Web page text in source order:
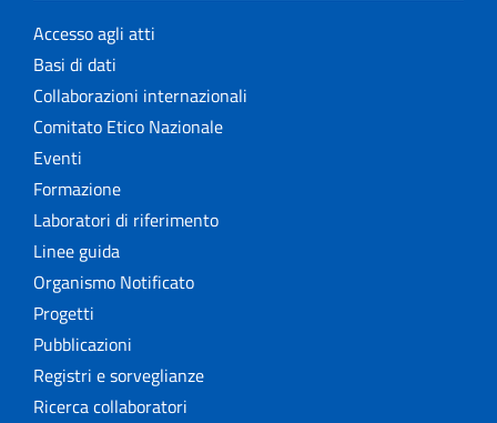
Accesso agli atti
Basi di dati
Collaborazioni internazionali
Comitato Etico Nazionale
Eventi
Formazione
Laboratori di riferimento
Linee guida
Organismo Notificato
Progetti
Pubblicazioni
Registri e sorveglianze
Ricerca collaboratori